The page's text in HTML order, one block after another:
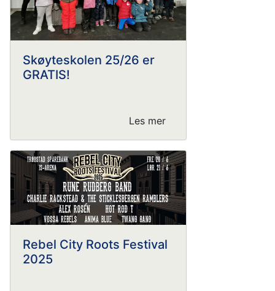
Skøyteskolen 25/26 er
GRATIS!
Les mer
Rebel City Roots Festival
2025